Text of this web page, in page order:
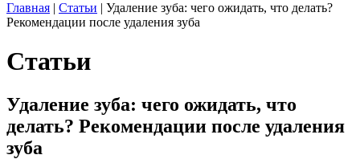
Главная | Статьи | Удаление зуба: чего ожидать, что делать?
Рекомендации после удаления зуба
Статьи
Удаление зуба: чего ожидать, что
делать? Рекомендации после удаления
зуба